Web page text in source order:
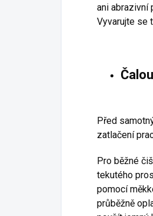
ani abrazivní
Vyvarujte se
Před
zatlačení
Pro běžné
tekutého
pomocí
průběžně